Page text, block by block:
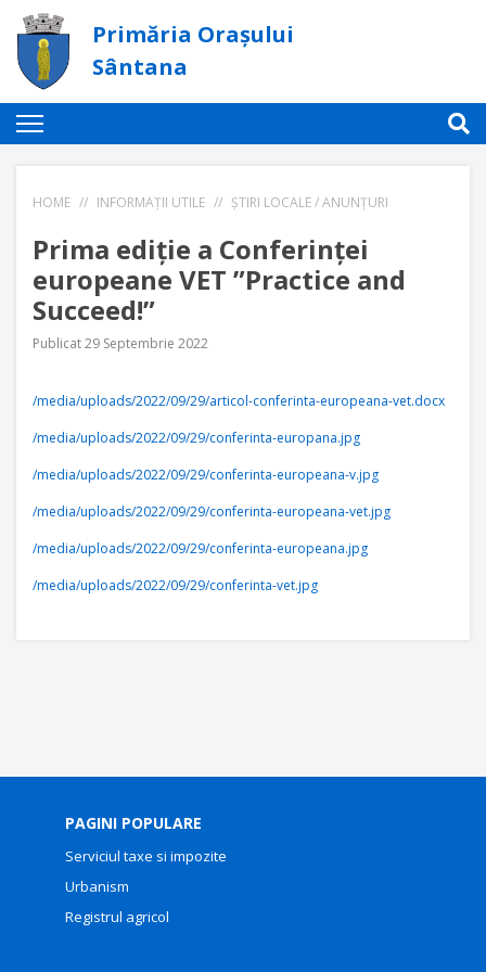
Primăria Orașului
Sântana
HOME // INFORMAȚII UTILE // ȘTIRI LOCALE / ANUNȚURI
Prima ediție a Conferinței
europeane VET ”Practice and
Succeed!”
Publicat 29 Septembrie 2022
/media/uploads/2022/09/29/articol-conferinta-europeana-vet.docx
/media/uploads/2022/09/29/conferinta-europana.jpg
/media/uploads/2022/09/29/conferinta-europeana-v.jpg
/media/uploads/2022/09/29/conferinta-europeana-vet.jpg
/media/uploads/2022/09/29/conferinta-europeana.jpg
/media/uploads/2022/09/29/conferinta-vet.jpg
PAGINI POPULARE
Serviciul taxe si impozite
Urbanism
Registrul agricol